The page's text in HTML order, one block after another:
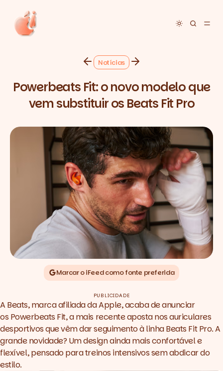
Toggle
Notícias
Powerbeats Fit: o novo modelo que
vem substituir os Beats Fit Pro
Marcar o iFeed como fonte preferida
PUBLICIDADE
A Beats, marca afiliada da Apple, acaba de anunciar
os Powerbeats Fit, a mais recente aposta nos auriculares
desportivos que vêm dar seguimento à linha Beats Fit Pro. A
grande novidade? Um design ainda mais confortável e
flexível, pensado para treinos intensivos sem abdicar do
estilo.